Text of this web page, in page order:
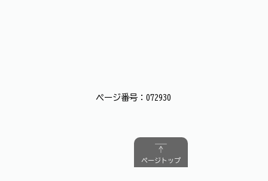
ページ番号：072930
ページトップ